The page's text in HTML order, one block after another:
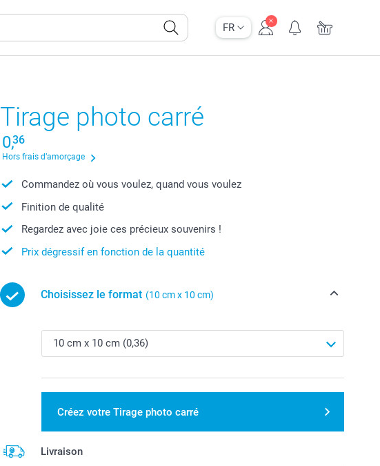
FR
Tirage photo carré
0,36
Hors frais d’amorçage
Commandez où vous voulez, quand vous voulez
Finition de qualité
Regardez avec joie ces précieux souvenirs !
Prix dégressif en fonction de la quantité
Choisissez le format (10 cm x 10 cm)
Créez votre Tirage photo carré
Livraison